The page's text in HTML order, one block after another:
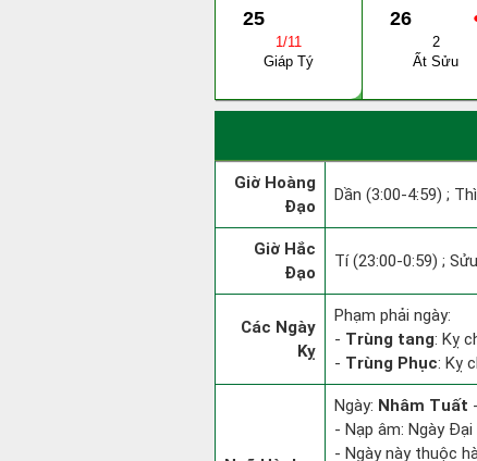
25
1/11
Giáp Tý
26
2
Ất Sửu
Giờ Hoàng
Đạo
Dần (3:00-4:59) ;
Giờ Hắc
Đạo
Tí (23:00-0:59) ;
Các Ngày
Kỵ
Phạm phải ngày:
- Trùng tang: Kỵ
- Trùng Phục: Kỵ
Ngày: Nhâm Tuất
- Nạp âm: Ngày Đại
- Ngày này thuộc